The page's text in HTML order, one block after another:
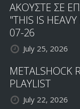
ΑΚΟΥΣΤΕ ΣΕ
"THIS IS
07-26
July 25, 2026
METALSHOCK
PLAYLIST
July 22, 2026